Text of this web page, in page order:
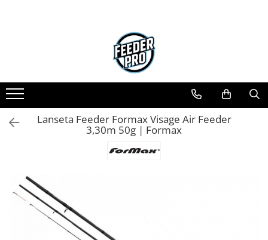
Lanseta Feeder Formax Visage Air Feeder
3,30m 50g | Formax